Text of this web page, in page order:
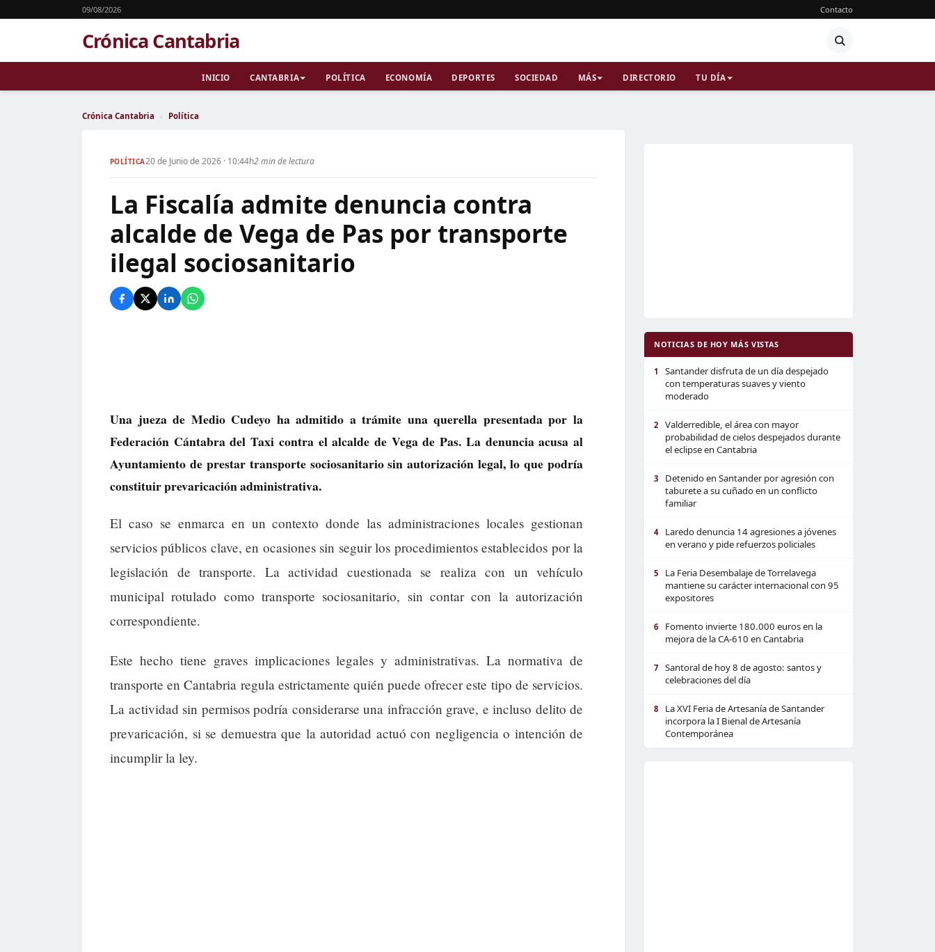
09/08/2026 Contacto
Crónica Cantabria
INICIO CANTABRIA POLÍTICA ECONOMÍA DEPORTES SOCIEDAD MÁS DIRECTORIO TU DÍA
Crónica Cantabria › Política
POLÍTICA20 de Junio de 2026 · 10:44h2 min de lectura
La Fiscalía admite denuncia contra
alcalde de Vega de Pas por transporte
ilegal sociosanitario
Una jueza de Medio Cudeyo ha admitido a trámite una querella presentada por la
Federación Cántabra del Taxi contra el alcalde de Vega de Pas. La denuncia acusa al
Ayuntamiento de prestar transporte sociosanitario sin autorización legal, lo que podría
constituir prevaricación administrativa.
El caso se enmarca en un contexto donde las administraciones locales gestionan
servicios públicos clave, en ocasiones sin seguir los procedimientos establecidos por la
legislación de transporte. La actividad cuestionada se realiza con un vehículo
municipal rotulado como transporte sociosanitario, sin contar con la autorización
correspondiente.
Este hecho tiene graves implicaciones legales y administrativas. La normativa de
transporte en Cantabria regula estrictamente quién puede ofrecer este tipo de servicios.
La actividad sin permisos podría considerarse una infracción grave, e incluso delito de
prevaricación, si se demuestra que la autoridad actuó con negligencia o intención de
incumplir la ley.
NOTICIAS DE HOY MÁS VISTAS
1
Santander disfruta de un día despejado
con temperaturas suaves y viento
moderado
2
Valderredible, el área con mayor
probabilidad de cielos despejados durante
el eclipse en Cantabria
3
Detenido en Santander por agresión con
taburete a su cuñado en un conflicto
familiar
4
Laredo denuncia 14 agresiones a jóvenes
en verano y pide refuerzos policiales
5
La Feria Desembalaje de Torrelavega
mantiene su carácter internacional con 95
expositores
6
Fomento invierte 180.000 euros en la
mejora de la CA-610 en Cantabria
7
Santoral de hoy 8 de agosto: santos y
celebraciones del día
8
La XVI Feria de Artesanía de Santander
incorpora la I Bienal de Artesanía
Contemporánea